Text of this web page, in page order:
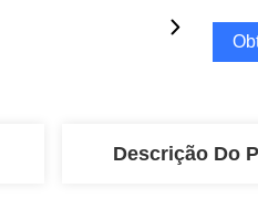
Descrição Do